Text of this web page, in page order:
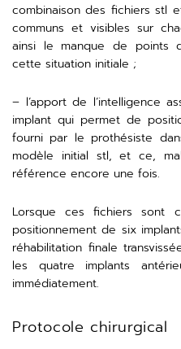
combinaison des fichiers stl
communs et visibles sur
ainsi le manque de points
cette situation initiale ;
– l’apport de l’intelligence
implant qui permet de
fourni par le prothésiste
modèle initial stl, et ce,
référence encore une fois.
Lorsque ces fichiers sont
positionnement de six
réhabilitation finale
les quatre implants
immédiatement.
Protocole chirurgical